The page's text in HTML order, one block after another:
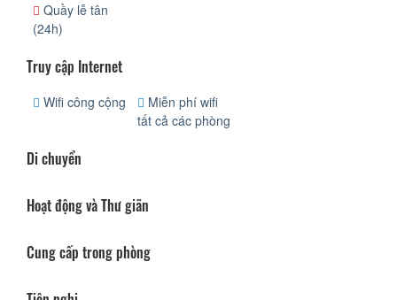
Quầy lễ tân
(24h)
Truy cập Internet
Wifi công cộng
Miễn phí wifi
tất cả các phòng
Di chuyển
Hoạt động và Thư giãn
Cung cấp trong phòng